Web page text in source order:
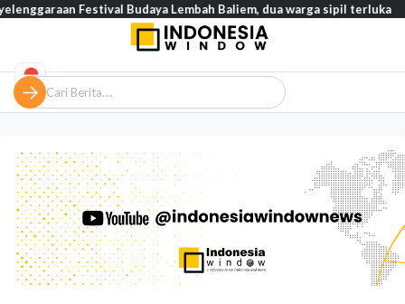
Budaya Lembah Baliem, dua warga sipil terluka Tinjau